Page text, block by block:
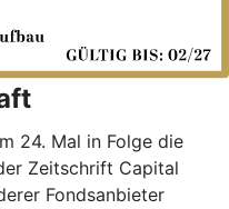
24. Mal in Folge die
Zeitschrift Capital
Fondsanbieter